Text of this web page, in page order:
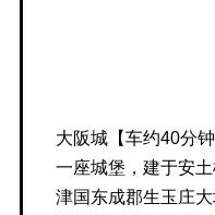
大阪城【车约40分
一座城堡，建于安
津国东成郡生玉庄